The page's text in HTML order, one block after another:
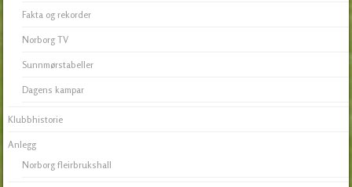
Fakta og rekorder
Norborg TV
Sunnmørstabeller
Dagens kampar
Klubbhistorie
Anlegg
Norborg fleirbrukshall